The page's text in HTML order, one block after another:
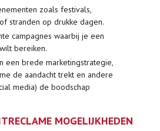
zoals festivals,
stranden op drukke dagen.
campagnes waarbij je een
bereiken.
een brede marketingstrategie,
de aandacht trekt en andere
media) de boodschap
MOGELIJKHEDEN